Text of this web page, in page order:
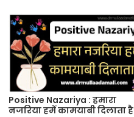
Positive Nazariya : हमारा
नजरिया हमें कामयाबी दिलाता है